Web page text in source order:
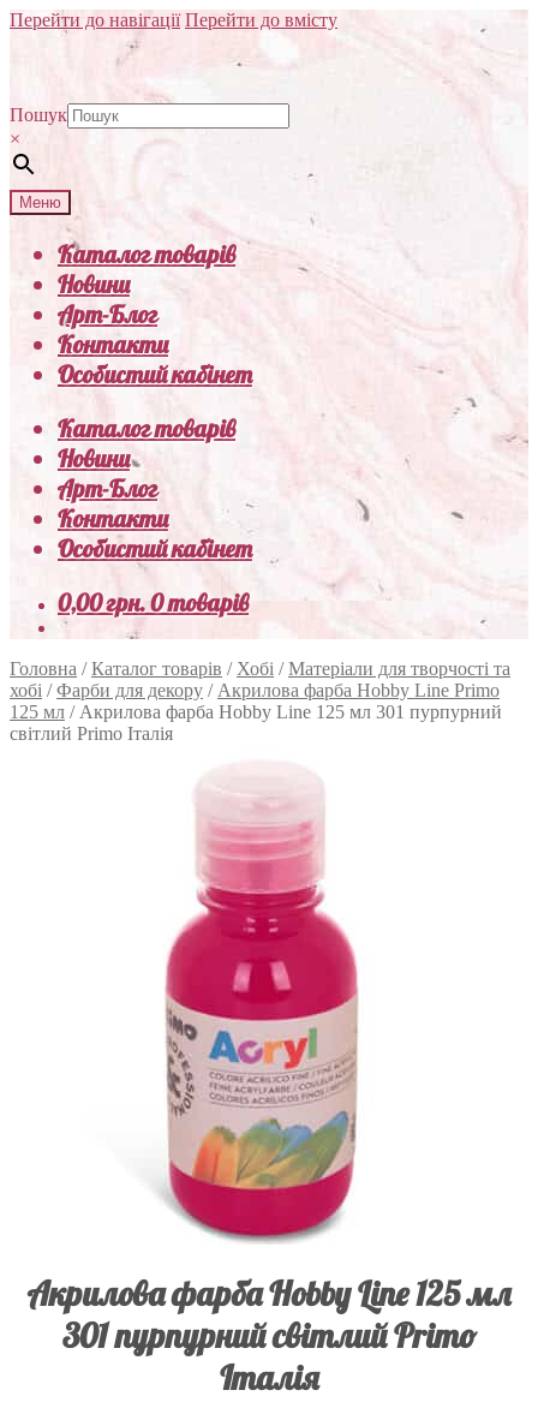
Перейти до навігації Перейти до вмісту
Пошук
×
Меню
Каталог товарів
Новини
Арт-Блог
Контакти
Особистий кабінет
Каталог товарів
Новини
Арт-Блог
Контакти
Особистий кабінет
0,00грн.0 товарів
Головна /Каталог товарів / Хобі /Матеріали для творчості та
хобі /Фарби для декору / Акрилова фарба Hobby Line Primo
125 мл / Акрилова фарба Hobby Line 125 мл 301 пурпурний
світлий Primo Італія
Акрилова фарба Hobby Line 125 мл
301 пурпурний світлий Primo
Італія